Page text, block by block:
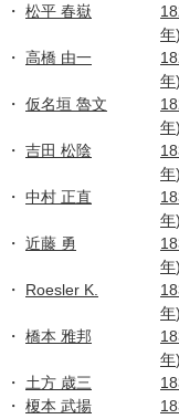
・ 松平 春嶽
年)
・ 高橋 由一
年)
・ 仮名垣 魯文
年)
・ 吉田 松陰
年)
・ 中村 正直
年)
・ 近藤 勇
年)
・ Roesler K.
年)
・ 橋本 雅邦
年)
・ 土方 歳三
・ 榎本 武揚